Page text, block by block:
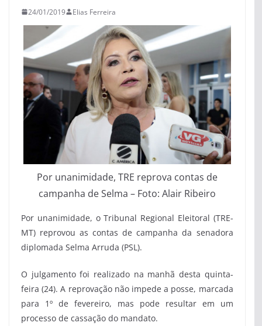
24/01/2019 Elias Ferreira
Por unanimidade, TRE reprova contas de
campanha de Selma – Foto: Alair Ribeiro
Por unanimidade, o Tribunal Regional Eleitoral (TRE-
MT) reprovou as contas de campanha da senadora
diplomada Selma Arruda (PSL).
O julgamento foi realizado na manhã desta quinta-
feira (24). A reprovação não impede a posse, marcada
para 1º de fevereiro, mas pode resultar em um
processo de cassação do mandato.